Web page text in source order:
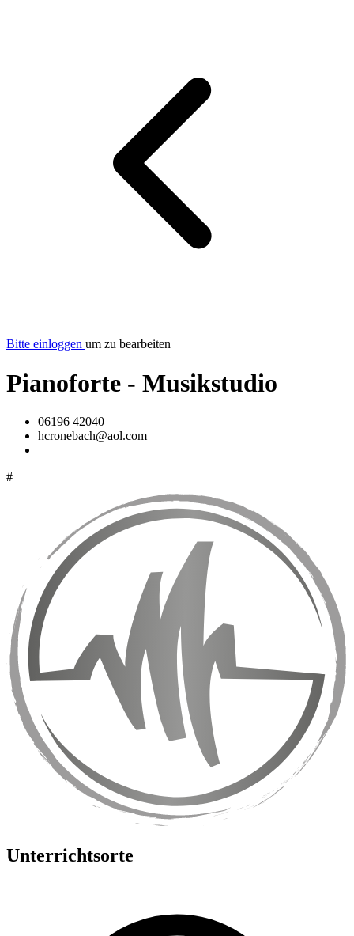
Bitte einloggen um zu bearbeiten
Pianoforte - Musikstudio
06196 42040
hcronebach@aol.com
#
Unterrichtsorte